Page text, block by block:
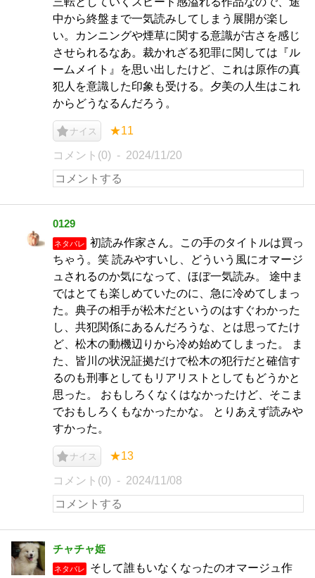
中から終盤まで一気読みしてしまう展開が楽し
い。カンニングや煙草に関する意識が古さを感じ
させられるなあ。裁かれざる犯罪に関しては『ル
ームメイト』を思い出したけど、これは原作の真
犯人を意識した印象も受ける。夕美の人生はこれ
からどうなるんだろう。
ナイス ★11
コメント(0) 2024/11/20
0129
ネタバレ
初読み作家さん。この手のタイトルは買っ
ちゃう。笑 読みやすいし、どういう風にオマージ
ュされるのか気になって、ほぼ一気読み。 途中ま
ではとても楽しめていたのに、急に冷めてしまっ
た。典子の相手が松木だというのはすぐわかった
し、共犯関係にあるんだろうな、とは思ってたけ
ど、松木の動機辺りから冷め始めてしまった。 ま
た、皆川の状況証拠だけで松木の犯行だと確信す
るのも刑事としてもリアリストとしてもどうかと
思った。 おもしろくなくはなかったけど、そこま
でおもしろくもなかったかな。 とりあえず読みや
すかった。
ナイス ★13
コメント(0) 2024/11/08
チャチャ姫
ネタバレ
そして誰もいなくなったのオマージュ作